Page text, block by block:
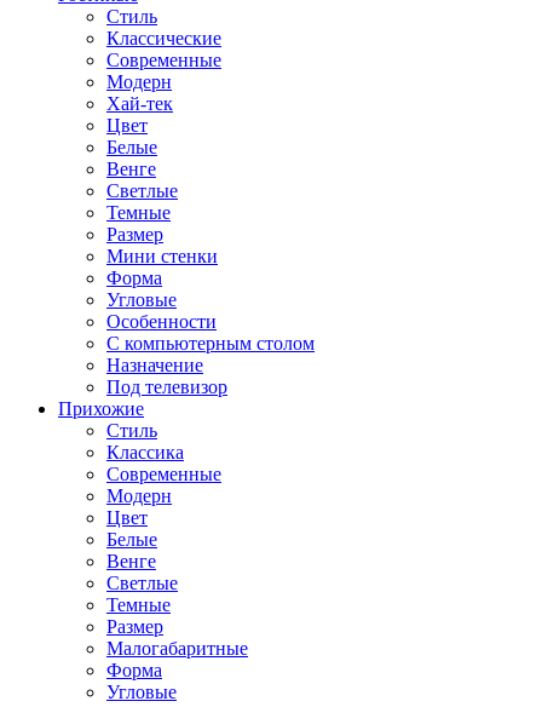
Стиль
Классические
Современные
Модерн
Хай-тек
Цвет
Белые
Венге
Светлые
Темные
Размер
Мини стенки
Форма
Угловые
Особенности
С компьютерным столом
Назначение
Под телевизор
Прихожие
Стиль
Классика
Современные
Модерн
Цвет
Белые
Венге
Светлые
Темные
Размер
Малогабаритные
Форма
Угловые